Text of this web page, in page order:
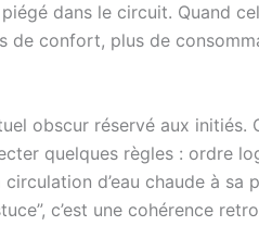
dans le circuit. Quand
confort, plus de
obscur réservé aux
quelques règles : ordre
d’eau chaude à
c’est une cohérence